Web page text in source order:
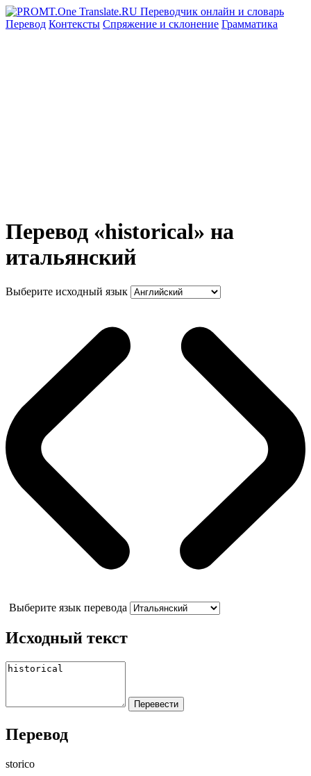
Перевод Контексты Спряжение и склонение Грамматика
Перевод «historical» на
итальянский
Выберите исходный язык
Выберите язык перевода
Исходный текст
Перевод
storico